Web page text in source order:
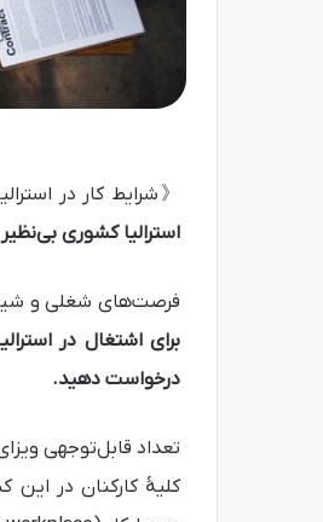
《شرایط کار در
استرالیا کشوری
فرصت‌های شغلی و
برای اشتغال در
درخواست دهید.
تعداد قابل‌توجهی